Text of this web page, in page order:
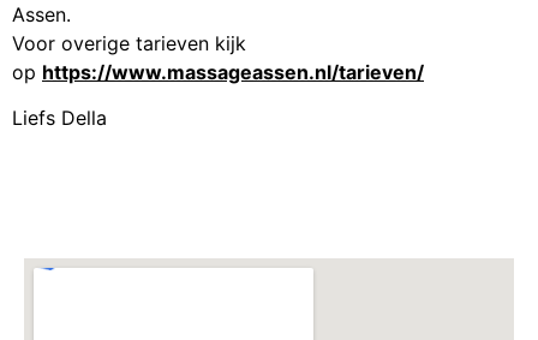
Assen.
Voor overige tarieven kijk
op https://www.massageassen.nl/tarieven/
Liefs Della